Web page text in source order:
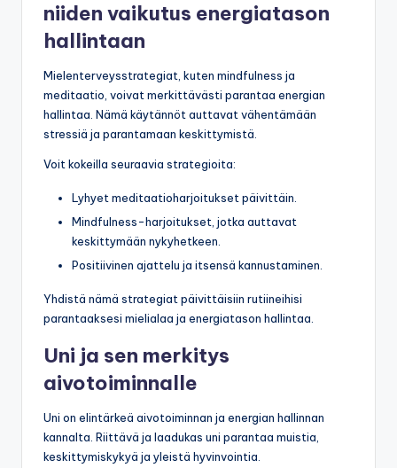
niiden vaikutus energiatason
hallintaan
Mielenterveysstrategiat, kuten mindfulness ja
meditaatio, voivat merkittävästi parantaa energian
hallintaa. Nämä käytännöt auttavat vähentämään
stressiä ja parantamaan keskittymistä.
Voit kokeilla seuraavia strategioita:
Lyhyet meditaatioharjoitukset päivittäin.
Mindfulness-harjoitukset, jotka auttavat
keskittymään nykyhetkeen.
Positiivinen ajattelu ja itsensä kannustaminen.
Yhdistä nämä strategiat päivittäisiin rutiineihisi
parantaaksesi mielialaa ja energiatason hallintaa.
Uni ja sen merkitys
aivotoiminnalle
Uni on elintärkeä aivotoiminnan ja energian hallinnan
kannalta. Riittävä ja laadukas uni parantaa muistia,
keskittymiskykyä ja yleistä hyvinvointia.